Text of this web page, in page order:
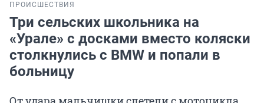
ПРОИСШЕСТВИЯ
Три сельских школьника на
«Урале» с досками вместо коляски
столкнулись с BMW и попали в
больницу